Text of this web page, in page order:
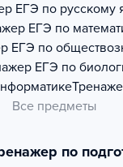
ЕГЭ по русскому
ЕГЭ по
ЕГЭ по
ЕГЭ по
Все предметы
по